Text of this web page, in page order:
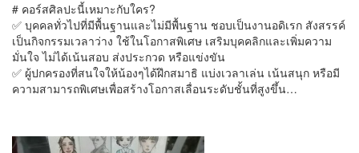
# คอร์สศิลปะนี้เหมาะกับใคร?
✅ บุคคลทั่วไปที่มีพื้นฐานและไม่มีพื้นฐาน ชอบเป็นงานอดิเรก สังสรรค์
เป็นกิจกรรมเวลาว่าง ใช้ในโอกาสพิเศษ เสริมบุคคลิกและเพิ่มความ
มั่นใจ ไม่ได้เน้นสอบ ส่งประกวด หรือแข่งขัน
✅ ผู้ปกครองที่สนใจให้น้องๆได้ฝึกสมาธิ แบ่งเวลาเล่น เน้นสนุก หรือมี
ความสามารถพิเศษเพื่อสร้างโอกาสเลื่อนระดับชั้นที่สูงขึ้น…